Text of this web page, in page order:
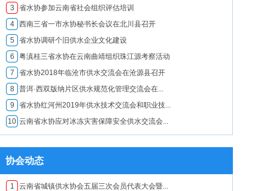
3
省水协参加云南省社会组织评估培训
4
西南三省一市水协秘书长会议在北川县召开
5
省水协调研个旧供水企业文化建设
6
粤滇桂三省水协在云南曲靖组织珠江源考察活动
7
​省水协2018年临沧市供水交流会在沧源县召开
8
普洱·西双版纳片区供水规范化管理交流会在...
9
省水协红河州2019年供水技术交流会和职业技...
10 云南省水协应对冰冻灾害保障安全供水交流会...
协会动态
1
云南省城镇供水协会五届三次会员代表大会暨...